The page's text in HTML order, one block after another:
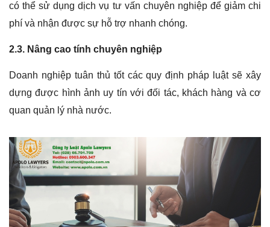
có thể sử dụng dịch vụ tư vấn chuyên nghiệp để giảm chi
phí và nhận được sự hỗ trợ nhanh chóng.
2.3. Nâng cao tính chuyên nghiệp
Doanh nghiệp tuân thủ tốt các quy định pháp luật sẽ xây
dựng được hình ảnh uy tín với đối tác, khách hàng và cơ
quan quản lý nhà nước.